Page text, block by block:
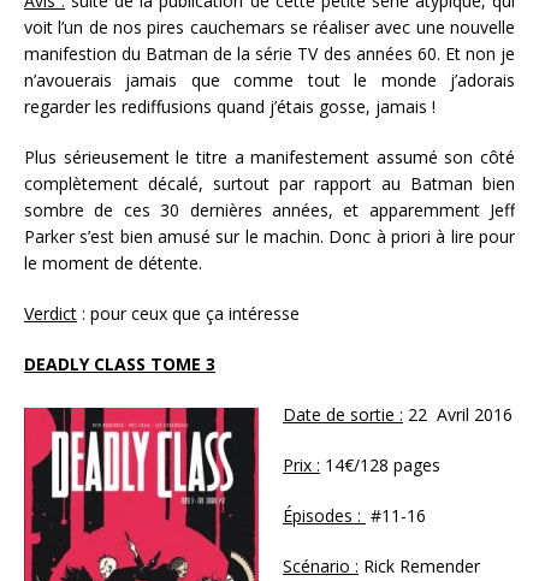
voit l’un de nos pires cauchemars se réaliser avec une nouvelle
manifestion du Batman de la série TV des années 60. Et non je
n’avouerais jamais que comme tout le monde j’adorais
regarder les rediffusions quand j’étais gosse, jamais !
Plus sérieusement le titre a manifestement assumé son côté
complètement décalé, surtout par rapport au Batman bien
sombre de ces 30 dernières années, et apparemment Jeff
Parker s’est bien amusé sur le machin. Donc à priori à lire pour
le moment de détente.
Verdict : pour ceux que ça intéresse
DEADLY CLASS TOME 3
Date de sortie : 22 Avril 2016
Prix : 14€/128 pages
Épisodes : #11-16
Scénario : Rick Remender